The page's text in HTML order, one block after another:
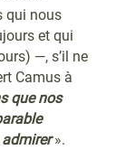
qui nous
et qui
—, s’il ne
Camus à
que nos
».